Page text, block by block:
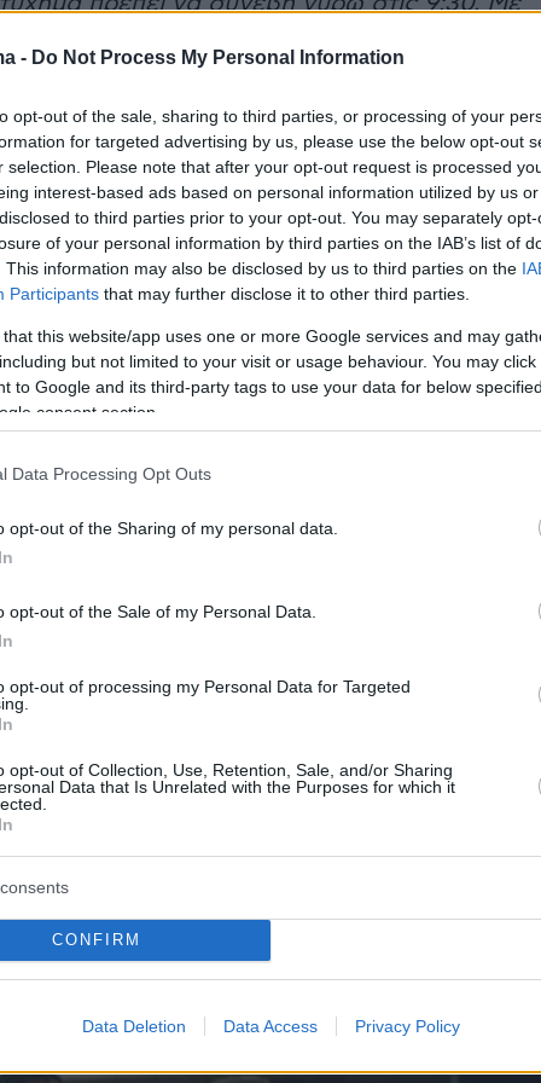
- Do Not Process My Personal Information
opt-out of the sale, sharing to third parties, or processing of your
for targeted advertising by us, please use the below opt-out
selection. Please note that after your opt-out request is processed
interest-based ads based on personal information utilized by us
to third parties prior to your opt-out. You may separately
of your personal information by third parties on the IAB’s list of
This information may also be disclosed by us to third parties on the
Participants that may further disclose it to other third parties.
that this website/app uses one or more Google services and may
but not limited to your visit or usage behaviour. You may
to Google and its third-party tags to use your data for below
consent section.
Data Processing Opt Outs
opt-out of the Sharing of my personal data.
opt-out of the Sale of my Personal Data.
opt-out of processing my Personal Data for Targeted
opt-out of Collection, Use, Retention, Sale, and/or Sharing
Data that Is Unrelated with the Purposes for which it
CONFIRM
Data Deletion Data Access Privacy Policy
ν αποφύγει και έπεσε. Πρέπει να έχει
κεφάλι και στα πλευρά αλλά απ ότι μου
αισθήσεις του δεν γνωρίζω περισσότερα και
στο νοσοκομείο του νησιού. Στη
το ατύχημα στον περιφερειακό δρόμο.
ένα μαγαζί και την ώρα που έφευγε κάτι
αυτοκίνητο το οποίο πρέπει να προσπάθησε
και έπεσε», ανέφερε χαρακτηριστικά.
με ανάρτησή του στο Instagram ουποψήφιος
ΕΟΚ Παναγιώτης Φασούλας - ο
νικητής. Κι αυτό θα ξεπεραστεί».
το σχόλιό με μια φωτογραφία στην
ο Φάνης Χριστοδούλου να κρατάει τη
στο Μουντομπάσκετ του 1994.